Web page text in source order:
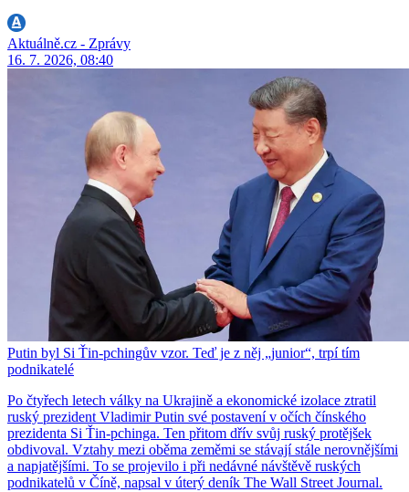
Aktuálně.cz - Zprávy
16. 7. 2026, 08:40
Putin byl Si Ťin-pchingův vzor. Teď je z něj „junior“, trpí tím
podnikatelé
Po čtyřech letech války na Ukrajině a ekonomické izolace ztratil
ruský prezident Vladimir Putin své postavení v očích čínského
prezidenta Si Ťin-pchinga. Ten přitom dřív svůj ruský protějšek
obdivoval. Vztahy mezi oběma zeměmi se stávají stále nerovnějšími
a napjatějšími. To se projevilo i při nedávné návštěvě ruských
podnikatelů v Číně, napsal v úterý deník The Wall Street Journal.